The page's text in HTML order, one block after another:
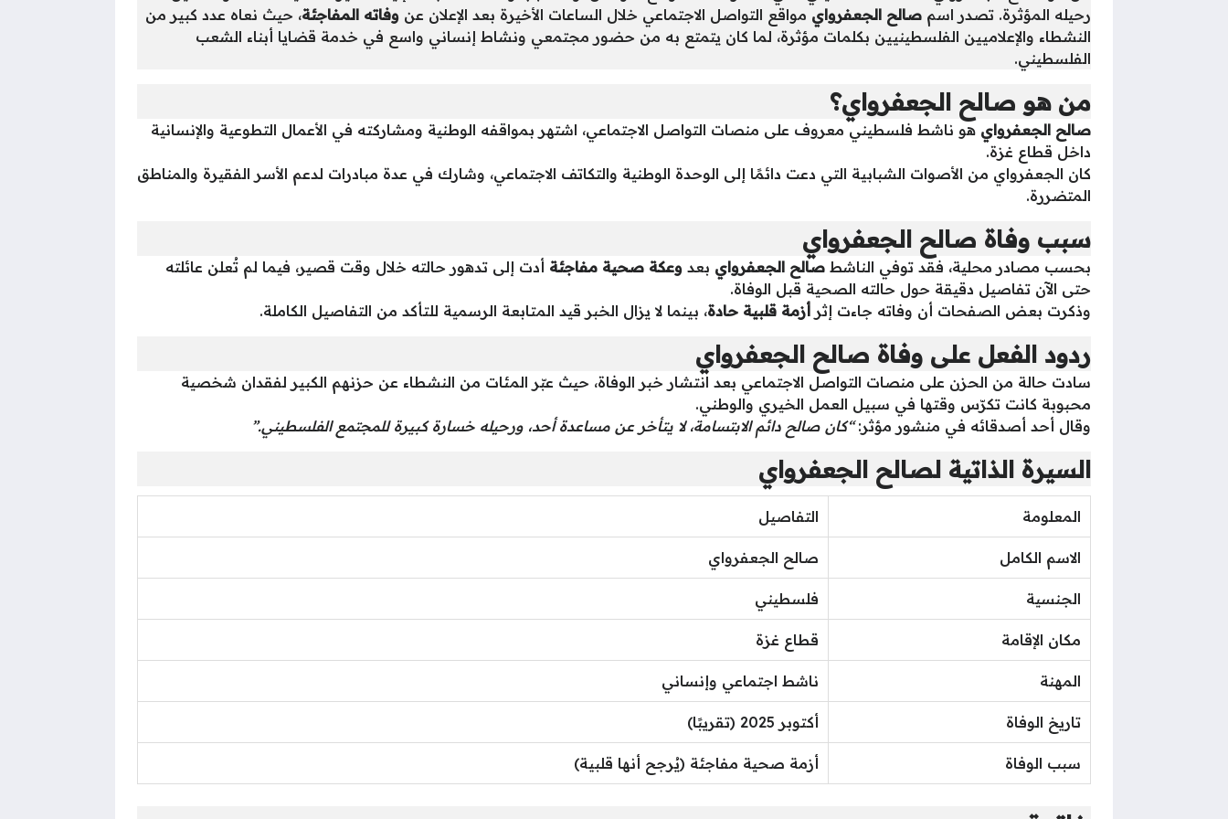
رحيله المؤثرة. تصدر اسم صالح الجعفرواي مواقع التواصل الاجتماعي خلال الساعات الأخيرة بعد الإعلان عن وفاته المفاجئة، حيث نعاه عدد كبير من
النشطاء والإعلاميين الفلسطينيين بكلمات مؤثرة، لما كان يتمتع به من حضور مجتمعي ونشاط إنساني واسع في خدمة قضايا أبناء الشعب
الفلسطيني.
من هو صالح الجعفرواي؟
صالح الجعفرواي هو ناشط فلسطيني معروف على منصات التواصل الاجتماعي، اشتهر بمواقفه الوطنية ومشاركته في الأعمال التطوعية والإنسانية
داخل قطاع غزة.
كان الجعفرواي من الأصوات الشبابية التي دعت دائمًا إلى الوحدة الوطنية والتكاتف الاجتماعي، وشارك في عدة مبادرات لدعم الأسر الفقيرة والمناطق
المتضررة.
سبب وفاة صالح الجعفرواي
بحسب مصادر محلية، فقد توفي الناشط صالح الجعفرواي بعد وعكة صحية مفاجئة أدت إلى تدهور حالته خلال وقت قصير، فيما لم تُعلن عائلته
حتى الآن تفاصيل دقيقة حول حالته الصحية قبل الوفاة.
وذكرت بعض الصفحات أن وفاته جاءت إثر أزمة قلبية حادة، بينما لا يزال الخبر قيد المتابعة الرسمية للتأكد من التفاصيل الكاملة.
ردود الفعل على وفاة صالح الجعفرواي
سادت حالة من الحزن على منصات التواصل الاجتماعي بعد انتشار خبر الوفاة، حيث عبّر المئات من النشطاء عن حزنهم الكبير لفقدان شخصية
محبوبة كانت تكرّس وقتها في سبيل العمل الخيري والوطني.
وقال أحد أصدقائه في منشور مؤثر:“كان صالح دائم الابتسامة، لا يتأخر عن مساعدة أحد، ورحيله خسارة كبيرة للمجتمع الفلسطيني.”
السيرة الذاتية لصالح الجعفرواي
المعلومة التفاصيل
الاسم الكامل صالح الجعفرواي
الجنسية فلسطيني
مكان الإقامة قطاع غزة
المهنة ناشط اجتماعي وإنساني
تاريخ الوفاة أكتوبر 2025 (تقريبًا)
سبب الوفاة أزمة صحية مفاجئة (يُرجح أنها قلبية)